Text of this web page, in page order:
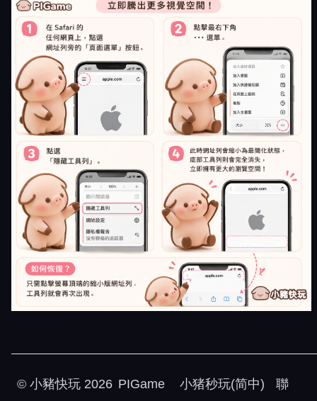
© 小豬快玩 2026 PIGame 小猪秒玩(简中) 聯